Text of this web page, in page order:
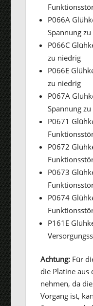
P066A
Spannung
P066C
zu niedrig
P066E
zu niedrig
P067A
Spannung
P0671
P0672
P0673
P0674
P161E
Achtung: Für
die Platine aus
nehmen, da
Vorgang ist,